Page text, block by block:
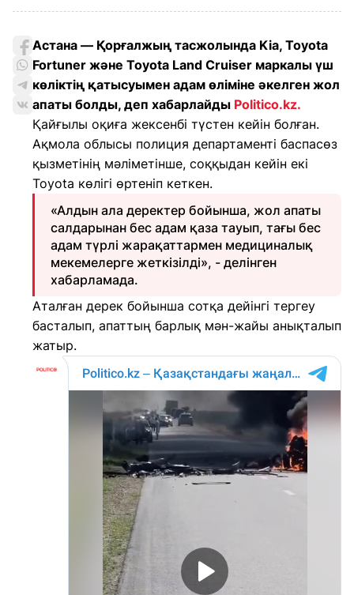
Астана — Қорғалжың тасжолында Kia, Toyota
Fortuner және Toyota Land Cruiser маркалы үш
көліктің қатысуымен адам өліміне әкелген жол
апаты болды, деп хабарлайды Politico.kz.
Қайғылы оқиға жексенбі түстен кейін болған.
Ақмола облысы полиция департаменті баспасөз
қызметінің мәліметінше, соққыдан кейін екі
Toyota көлігі өртеніп кеткен.
«Алдын ала деректер бойынша, жол апаты
салдарынан бес адам қаза тауып, тағы бес
адам түрлі жарақаттармен медициналық
мекемелерге жеткізілді», - делінген
хабарламада.
Аталған дерек бойынша сотқа дейінгі тергеу
басталып, апаттың барлық мән-жайы анықталып
жатыр.